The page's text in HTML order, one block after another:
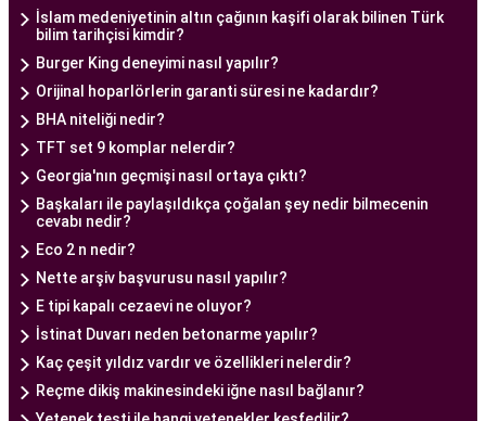
dikkate alır. Ayrıca, merkezde kullanılan teknoloji
ve ekipmanlar, tedavi sürecini daha etkili ve
güvenli hale getirir.
Ankara Tüp Bebek Merkezi, hasta odaklı hizmet
anlayışı ve etik prensipler çerçevesinde, çiftlere
sağlıklı bir gebelik yaşama şansı tanıyan kapsamlı
bir tüp bebek hizmeti sunar.
Ankara Tüp Bebek Doktoru
Tüp bebek tedavisi, uzman bir ekibin liderliğinde
ve deneyimli bir doktorun rehberliğinde
yürütülmesi gereken bir süreçtir. Ankara Tüp
Bebek Merkezi'nde görev alan uzman tüp bebek
doktoru, çiftlere kapsamlı bir yaklaşımla tedavi
İslam medeniyetinin altın çağının kaşifi olarak bilinen Türk
bilim tarihçisi kimdir?
Burger King deneyimi nasıl yapılır?
Orijinal hoparlörlerin garanti süresi ne kadardır?
BHA niteliği nedir?
TFT set 9 komplar nelerdir?
Georgia'nın geçmişi nasıl ortaya çıktı?
Başkaları ile paylaşıldıkça çoğalan şey nedir bilmecenin
cevabı nedir?
Eco 2 n nedir?
Nette arşiv başvurusu nasıl yapılır?
E tipi kapalı cezaevi ne oluyor?
İstinat Duvarı neden betonarme yapılır?
Kaç çeşit yıldız vardır ve özellikleri nelerdir?
Reçme dikiş makinesindeki iğne nasıl bağlanır?